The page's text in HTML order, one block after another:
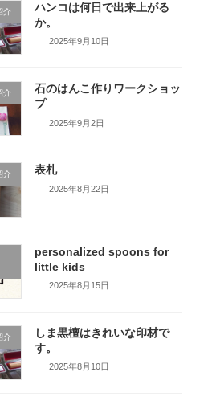
介
ハンコは何日で出来上がる
か。
2025年9月10日
介
石のはんこ作りワークショッ
プ
2025年9月2日
介 表札
2025年8月22日
personalized spoons for
little kids
2025年8月15日
介
しま黒檀はきれいな印材で
す。
2025年8月10日